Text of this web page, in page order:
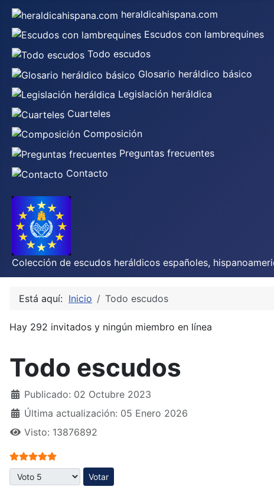
heraldicahispana.com
Escudos con lambrequines
Todo escudos
Glosario heráldico básico
Legislación heráldica
Cuarteles
Composición
Preguntas frecuentes
Contacto
Colección de escudos heráldicos españoles,
Está aquí: Inicio Todo escudos
Hay 292 invitados y ningún miembro en línea
Todo escudos
Publicado: 02 Octubre 2023
Última actualización: 05 Enero 2026
Visto: 13876892
Ratio:5/5
Por favor, vote